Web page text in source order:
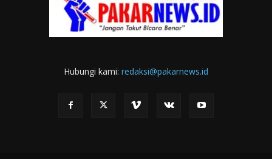
Hubungi kami: redaksi@pakarnews.id